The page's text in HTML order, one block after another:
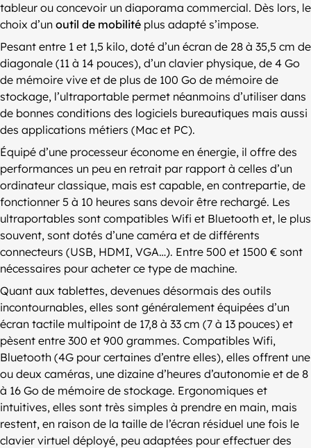
tableur ou concevoir un diaporama commercial. Dès lors, le
choix d’un outil de mobilité plus adapté s’impose.
Pesant entre 1 et 1,5 kilo, doté d’un écran de 28 à 35,5 cm de
diagonale (11 à 14 pouces), d’un clavier physique, de 4 Go
de mémoire vive et de plus de 100 Go de mémoire de
stockage, l’ultraportable permet néanmoins d’utiliser dans
de bonnes conditions des logiciels bureautiques mais aussi
des applications métiers (Mac et PC).
Équipé d’une processeur économe en énergie, il offre des
performances un peu en retrait par rapport à celles d’un
ordinateur classique, mais est capable, en contrepartie, de
fonctionner 5 à 10 heures sans devoir être rechargé. Les
ultraportables sont compatibles Wifi et Bluetooth et, le plus
souvent, sont dotés d’une caméra et de différents
connecteurs (USB, HDMI, VGA…). Entre 500 et 1500 € sont
nécessaires pour acheter ce type de machine.
Quant aux tablettes, devenues désormais des outils
incontournables, elles sont généralement équipées d’un
écran tactile multipoint de 17,8 à 33 cm (7 à 13 pouces) et
pèsent entre 300 et 900 grammes. Compatibles Wifi,
Bluetooth (4G pour certaines d’entre elles), elles offrent une
ou deux caméras, une dizaine d’heures d’autonomie et de 8
à 16 Go de mémoire de stockage. Ergonomiques et
intuitives, elles sont très simples à prendre en main, mais
restent, en raison de la taille de l’écran résiduel une fois le
clavier virtuel déployé, peu adaptées pour effectuer des